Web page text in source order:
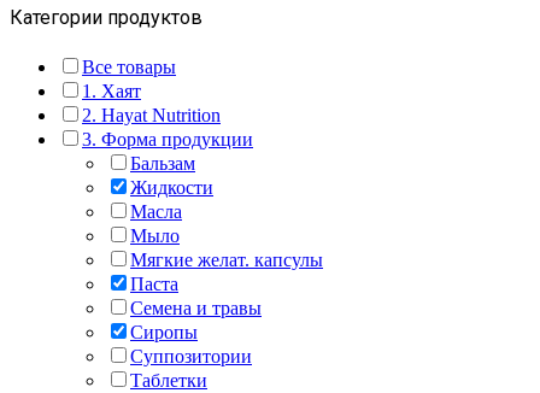
Категории продуктов
Все товары
1. Хаят
2. Hayat Nutrition
3. Форма продукции
Бальзам
Жидкости
Масла
Мыло
Мягкие желат. капсулы
Паста
Семена и травы
Сиропы
Суппозитории
Таблетки